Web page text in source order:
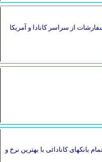
از سراسر کانادا و آمریکا
بانکهای کانادائی با بهترین نرخ و